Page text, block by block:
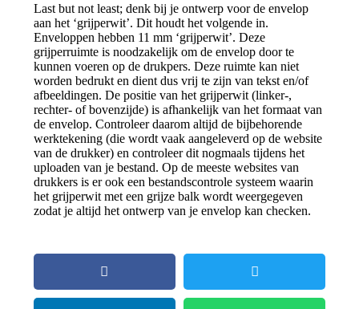
Last but not least; denk bij je ontwerp voor de envelop
aan het ‘grijperwit’. Dit houdt het volgende in.
Enveloppen hebben 11 mm ‘grijperwit’. Deze
grijperruimte is noodzakelijk om de envelop door te
kunnen voeren op de drukpers. Deze ruimte kan niet
worden bedrukt en dient dus vrij te zijn van tekst en/of
afbeeldingen. De positie van het grijperwit (linker-,
rechter- of bovenzijde) is afhankelijk van het formaat van
de envelop. Controleer daarom altijd de bijbehorende
werktekening (die wordt vaak aangeleverd op de website
van de drukker) en controleer dit nogmaals tijdens het
uploaden van je bestand. Op de meeste websites van
drukkers is er ook een bestandscontrole systeem waarin
het grijperwit met een grijze balk wordt weergegeven
zodat je altijd het ontwerp van je envelop kan checken.